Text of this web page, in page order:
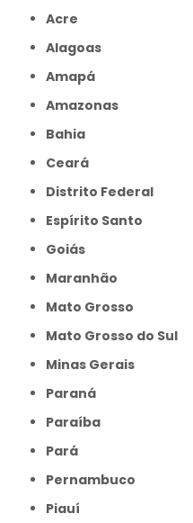
Acre
Alagoas
Amapá
Amazonas
Bahia
Ceará
Distrito Federal
Espírito Santo
Goiás
Maranhão
Mato Grosso
Mato Grosso do Sul
Minas Gerais
Paraná
Paraíba
Pará
Pernambuco
Piauí